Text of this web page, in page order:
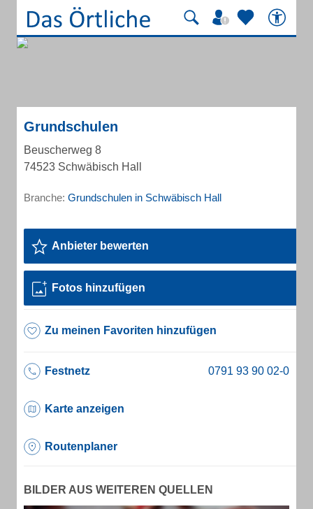
Grundschulen
Beuscherweg 8
74523 Schwäbisch Hall
Branche: Grundschulen in Schwäbisch Hall
Anbieter bewerten
Fotos hinzufügen
Zu meinen Favoriten hinzufügen
Festnetz
Karte anzeigen
Routenplaner
BILDER AUS WEITEREN QUELLEN